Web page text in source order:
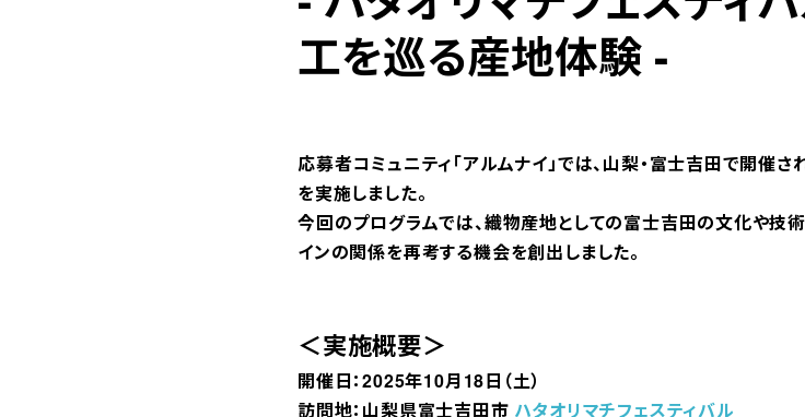
工を巡る産地体験 -
応募者コミュニティ「アルムナイ」では、山梨・富士吉田で開催
を実施しました。
今回のプログラムでは、織物産地としての富士吉田の文化や技
インの関係を再考する機会を創出しました。
＜実施概要＞
開催日：2025年10月18日（土）
訪問地：山梨県富士吉田市 ハタオリマチフェスティバル